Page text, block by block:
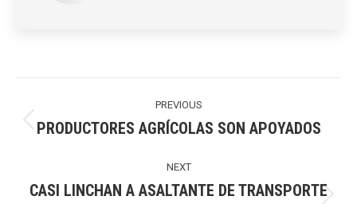
navigation
PREVIOUS
Previous
PRODUCTORES AGRÍCOLAS SON APOYADOS
NEXT
CASI LINCHAN A ASALTANTE DE TRANSPORTE